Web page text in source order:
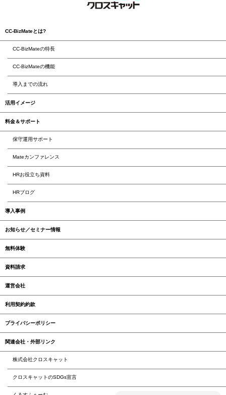
CC-BizMateとは?
CC-BizMateの特長
CC-BizMateの機能
導入までの流れ
活用イメージ
料金＆サポート
保守運用サポート
Mateカンファレンス
HRお役立ち資料
HRブログ
導入事例
お知らせ／セミナー情報
無料体験
資料請求
運営会社
利用契約約款
プライバシーポリシー
関連会社・外部リンク
株式会社クロスキャット
クロスキャットのSDGs宣言